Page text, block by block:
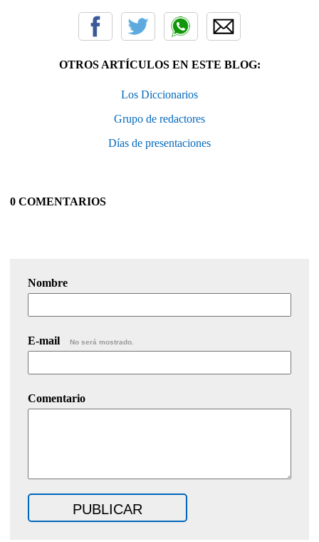
OTROS ARTÍCULOS EN ESTE BLOG:
Los Diccionarios
Grupo de redactores
Días de presentaciones
0 COMENTARIOS
Nombre
E-mail No será mostrado.
Comentario